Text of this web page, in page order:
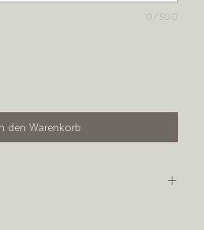
0/500
den Warenkorb